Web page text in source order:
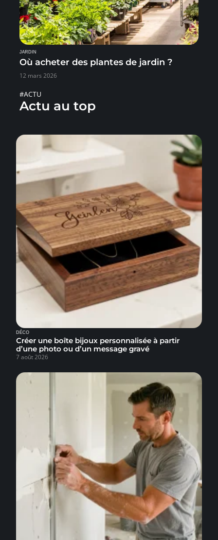
JARDIN
Où acheter des plantes de jardin ?
12 mars 2026
#ACTU
Actu au top
DÉCO
Créer une boîte bijoux personnalisée à partir
d’une photo ou d’un message gravé
7 août 2026